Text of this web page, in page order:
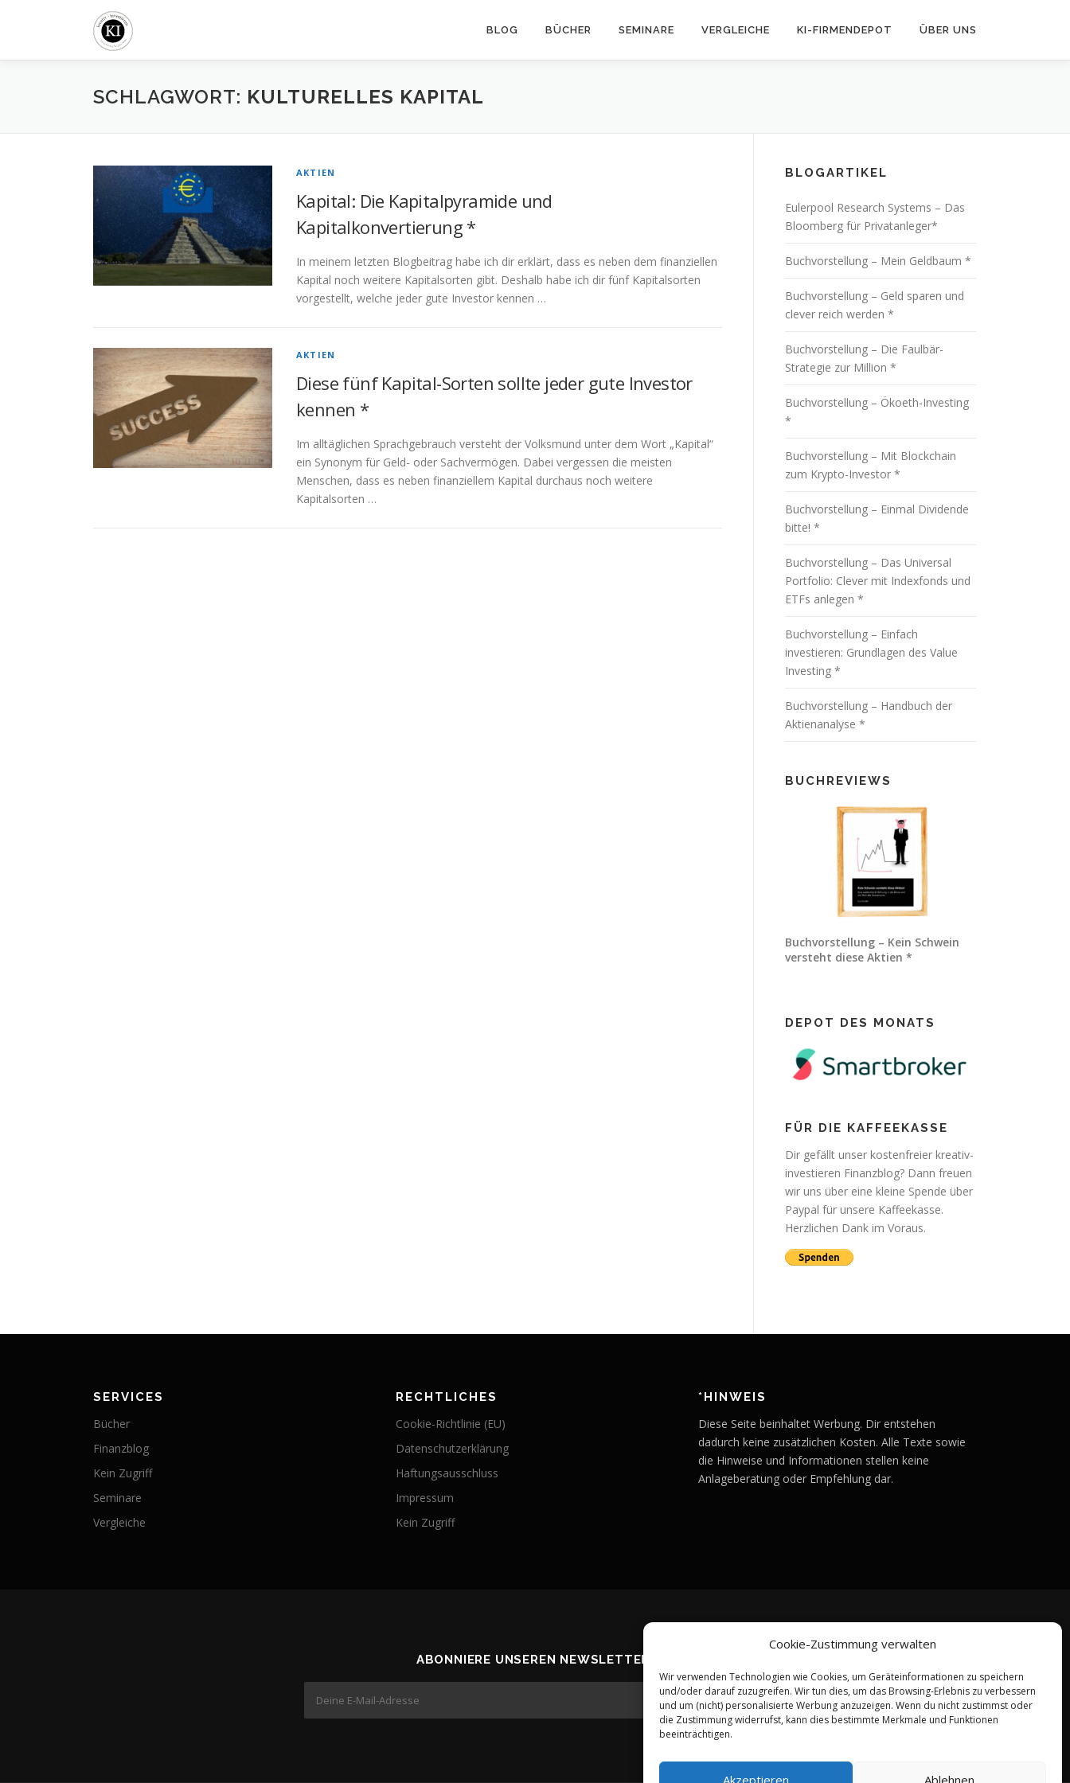
Cookie-Zustimmung verwalten
Wir verwenden Technologien wie Cookies, um Geräteinformationen zu speichern
und/oder darauf zuzugreifen. Wir tun dies, um das Browsing-Erlebnis zu verbessern
und um (nicht) personalisierte Werbung anzuzeigen. Wenn du nicht zustimmst oder
die Zustimmung widerrufst, kann dies bestimmte Merkmale und Funktionen
beeinträchtigen.
Akzeptieren Ablehnen
BLOG BÜCHER SEMINARE VERGLEICHE KI-FIRMENDEPOT ÜBER UNS
SCHLAGWORT: KULTURELLES KAPITAL
AKTIEN
Kapital: Die Kapitalpyramide und
Kapitalkonvertierung *
In meinem letzten Blogbeitrag habe ich dir erklärt, dass es neben dem finanziellen
Kapital noch weitere Kapitalsorten gibt. Deshalb habe ich dir fünf Kapitalsorten
vorgestellt, welche jeder gute Investor kennen …
AKTIEN
Diese fünf Kapital-Sorten sollte jeder gute Investor
kennen *
Im alltäglichen Sprachgebrauch versteht der Volksmund unter dem Wort „Kapital“
ein Synonym für Geld- oder Sachvermögen. Dabei vergessen die meisten
Menschen, dass es neben finanziellem Kapital durchaus noch weitere
Kapitalsorten …
BLOGARTIKEL
Eulerpool Research Systems – Das
Bloomberg für Privatanleger*
Buchvorstellung – Mein Geldbaum *
Buchvorstellung – Geld sparen und
clever reich werden *
Buchvorstellung – Die Faulbär-
Strategie zur Million *
Buchvorstellung – Ökoeth-Investing
*
Buchvorstellung – Mit Blockchain
zum Krypto-Investor *
Buchvorstellung – Einmal Dividende
bitte! *
Buchvorstellung – Das Universal
Portfolio: Clever mit Indexfonds und
ETFs anlegen *
Buchvorstellung – Einfach
investieren: Grundlagen des Value
Investing *
Buchvorstellung – Handbuch der
Aktienanalyse *
BUCHREVIEWS
Buchvorstellung – Kein Schwein
versteht diese Aktien *
DEPOT DES MONATS
FÜR DIE KAFFEEKASSE
Dir gefällt unser kostenfreier kreativ-
investieren Finanzblog? Dann freuen
wir uns über eine kleine Spende über
Paypal für unsere Kaffeekasse.
Herzlichen Dank im Voraus.
SERVICES
Bücher
Finanzblog
Kein Zugriff
Seminare
Vergleiche
RECHTLICHES
Cookie-Richtlinie (EU)
Datenschutzerklärung
Haftungsausschluss
Impressum
Kein Zugriff
*HINWEIS
Diese Seite beinhaltet Werbung. Dir entstehen
dadurch keine zusätzlichen Kosten. Alle Texte sowie
die Hinweise und Informationen stellen keine
Anlageberatung oder Empfehlung dar.
ABONNIERE UNSEREN NEWSLETTER!